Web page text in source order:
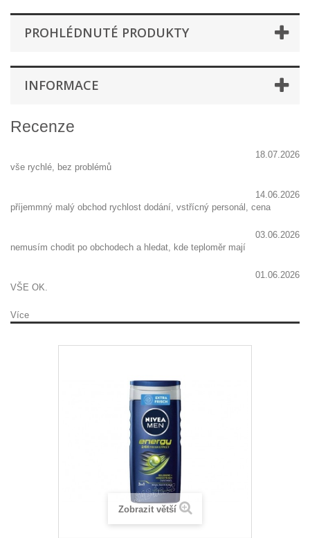
PROHLÉDNUTÉ PRODUKTY
INFORMACE
Recenze
18.07.2026
vše rychlé, bez problémů
14.06.2026
příjemmný malý obchod rychlost dodání, vstřícný personál, cena
03.06.2026
nemusím chodit po obchodech a hledat, kde teploměr mají
01.06.2026
VŠE OK.
Více
Zobrazit větší